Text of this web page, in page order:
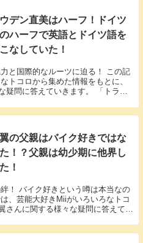
ウデン直美はハーフ！ドイツ
ハーフで英語とドイツ語を
なしていた！
と国際的なルーツに迫る！ この記
トコロから集めた情報をもとに、
疑問に答えていきます。 「トラウ
の父親はバイク好きではな
！？父親は幼少期に他界し
！
！ バイク好きという噂は本当なの
、芸能大好きMiiがいろいろなトコ
さんに関する様々な疑問に答えてい